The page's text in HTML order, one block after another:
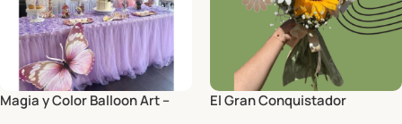
Magia y Color Balloon Art –
El Gran Conquistador